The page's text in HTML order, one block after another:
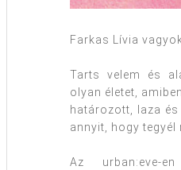
Farkas Lívia
Tarts velem és
olyan életet,
határozott, laza
annyit, hogy tegyél
Az urban:eve-